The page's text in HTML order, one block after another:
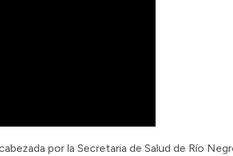
por la Secretaria de Salud de Río